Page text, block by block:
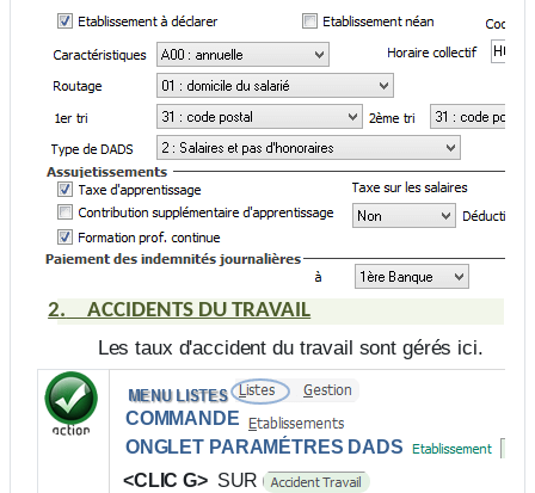
2. ACCIDENTS DU TRAVAIL
Les taux d'accident du travail sont gérés ici.
COMMANDE
ONGLET PARAMÉTRES DADS
<CLIC G>SUR